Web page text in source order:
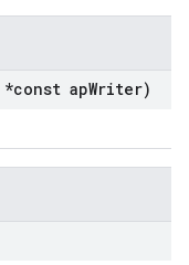
*const apWriter)